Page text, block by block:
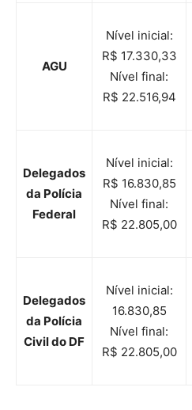
AGU
Nível inicial:
R$ 17.330,33
Nível final:
R$ 22.516,94
Delegados
da Polícia
Federal
Nível inicial:
R$ 16.830,85
Nível final:
R$ 22.805,00
Delegados
da Polícia
Civil do DF
Nível inicial:
16.830,85
Nível final:
R$ 22.805,00